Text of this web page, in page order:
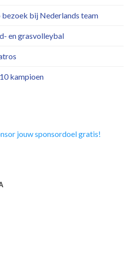
bij Nederlands team
en grasvolleybal
kampioen